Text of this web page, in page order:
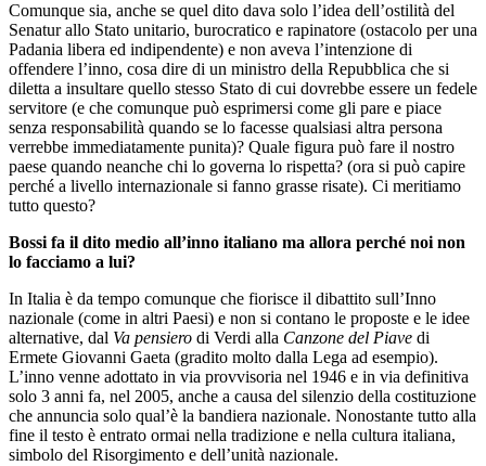
Comunque sia, anche se quel dito dava solo l’idea dell’ostilità del
Senatur allo Stato unitario, burocratico e rapinatore (ostacolo per una
Padania libera ed indipendente) e non aveva l’intenzione di
offendere l’inno, cosa dire di un ministro della Repubblica che si
diletta a insultare quello stesso Stato di cui dovrebbe essere un fedele
servitore (e che comunque può esprimersi come gli pare e piace
senza responsabilità quando se lo facesse qualsiasi altra persona
verrebbe immediatamente punita)? Quale figura può fare il nostro
paese quando neanche chi lo governa lo rispetta? (ora si può capire
perché a livello internazionale si fanno grasse risate). Ci meritiamo
tutto questo?
Bossi fa il dito medio all’inno italiano ma allora perché noi non
lo facciamo a lui?
In Italia è da tempo comunque che fiorisce il dibattito sull’Inno
nazionale (come in altri Paesi) e non si contano le proposte e le idee
alternative, dal Va pensiero di Verdi alla Canzone del Piave di
Ermete Giovanni Gaeta (gradito molto dalla Lega ad esempio).
L’inno venne adottato in via provvisoria nel 1946 e in via definitiva
solo 3 anni fa, nel 2005, anche a causa del silenzio della costituzione
che annuncia solo qual’è la bandiera nazionale. Nonostante tutto alla
fine il testo è entrato ormai nella tradizione e nella cultura italiana,
simbolo del Risorgimento e dell’unità nazionale.